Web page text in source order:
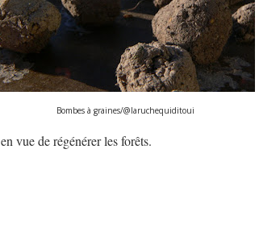
Bombes à graines/@laruchequiditoui
en vue de régénérer les forêts.